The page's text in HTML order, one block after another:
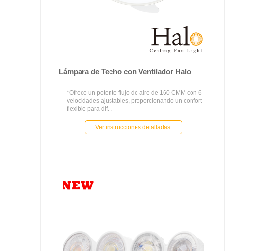
Lámpara de Techo con Ventilador Halo
*Ofrece un potente flujo de aire de 160 CMM con 6
velocidades ajustables, proporcionando un confort
flexible para dif...
Ver instrucciones detalladas: